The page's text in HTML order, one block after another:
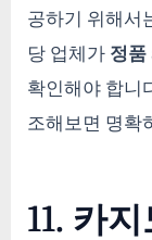
공하기 위해서
당 업체가 정
확인해야 합니
조해보면 명확
11. 카